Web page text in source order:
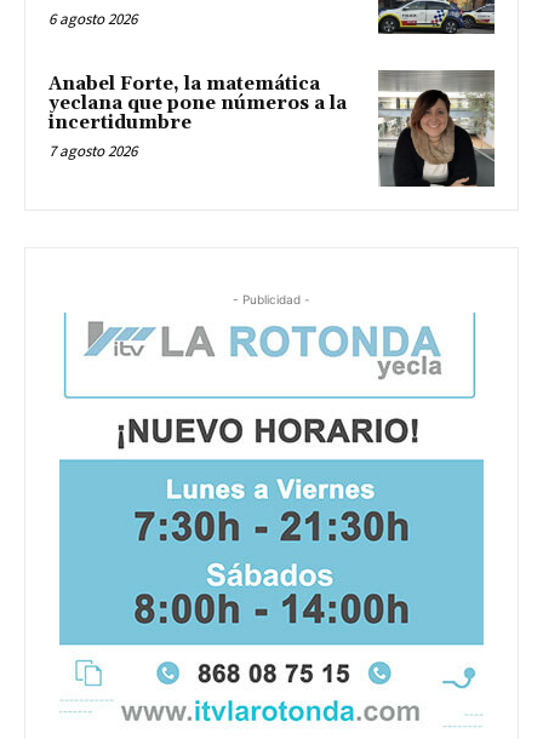
6 agosto 2026
Anabel Forte, la matemática
yeclana que pone números a la
incertidumbre
7 agosto 2026
- Publicidad -